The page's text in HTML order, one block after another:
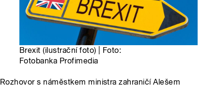
Brexit (ilustrační foto) | Foto:
Fotobanka Profimedia
Rozhovor s náměstkem ministra zahraničí Alešem